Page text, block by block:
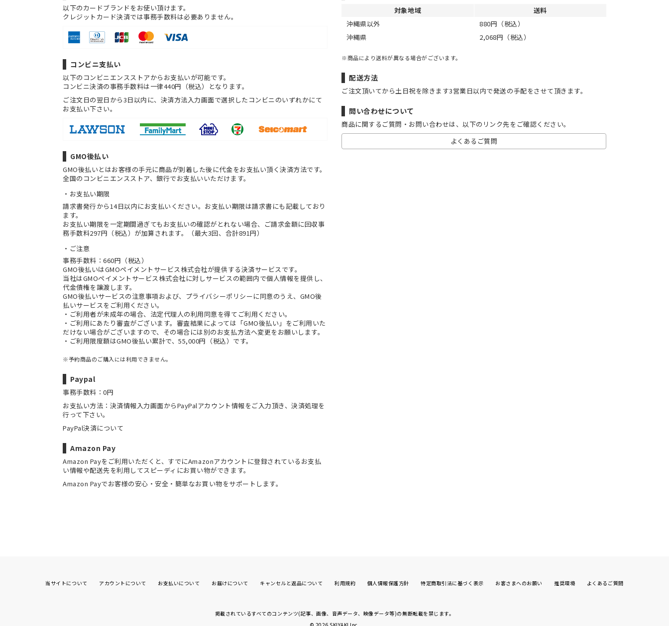
以下のカードブランドをお使い頂けます。
クレジットカード決済では事務手数料は必要ありません。
コンビニ支払い
以下のコンビニエンスストアからお支払いが可能です。
コンビニ決済の事務手数料は一律440円（税込）となります。
ご注文日の翌日から3日以内に、決済方法入力画面で選択したコンビニのいずれかにて
お支払い下さい。
GMO後払い
GMO後払いとはお客様の手元に商品が到着した後に代金をお支払い頂く決済方法です。
全国のコンビニエンスストア、銀行でお支払いいただけます。
お支払い期限
請求書発行から14日以内にお支払いください。お支払い期限は請求書にも記載しており
ます。
お支払い期限を一定期間過ぎてもお支払いの確認がとれない場合、ご請求金額に回収事
務手数料297円（税込）が加算されます。（最大3回、合計891円）
ご注意
事務手数料：660円（税込）
GMO後払いはGMOペイメントサービス株式会社が提供する決済サービスです。
当社はGMOペイメントサービス株式会社に対しサービスの範囲内で個人情報を提供し、
代金債権を譲渡します。
GMO後払いサービスの注意事項および、 プライバシーポリシーに同意のうえ、GMO後
払いサービスをご利用ください。
・ご利用者が未成年の場合、法定代理人の利用同意を得てご利用ください。
・ご利用にあたり審査がございます。審査結果によっては「GMO後払い」をご利用いた
だけない場合がございますので、その場合には別のお支払方法へ変更をお願いします。
・ご利用限度額はGMO後払い累計で、55,000円（税込）です。
※予約商品のご購入には利用できません。
Paypal
事務手数料：0円
お支払い方法：決済情報入力画面からPayPalアカウント情報をご入力頂き、決済処理を
行って下さい。
PayPal決済について
Amazon Pay
Amazon Payをご利用いただくと、すでにAmazonアカウントに登録されているお支払
い情報や配送先を利用してスピーディにお買い物ができます。
Amazon Payでお客様の安心・安全・簡単なお買い物をサポートします。
対象地域
送料
沖縄県以外
880円（税込）
沖縄県
2,068円（税込）
※商品により送料が異なる場合がございます。
配送方法
ご注文頂いてから土日祝を除きます3営業日以内で発送の手配をさせて頂きます。
問い合わせについて
商品に関するご質問・お問い合わせは、以下のリンク先をご確認ください。
よくあるご質問
当サイトについて アカウントについて お支払いについて お届けについて キャンセルと返品について 利用規約 個人情報保護方針 特定商取引法に基づく表示 お客さまへのお願い 推奨環境 よくあるご質問
掲載されているすべてのコンテンツ(記事、画像、 音声データ、映像データ等)の無断転載を禁じます。